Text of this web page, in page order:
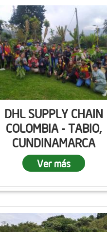
DHL SUPPLY CHAIN
COLOMBIA - TABIO,
CUNDINAMARCA
Ver más